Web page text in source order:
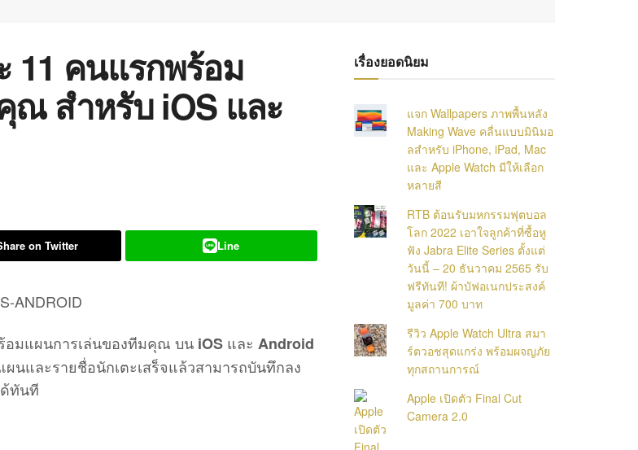
11 คนแรกพร้อม
ณ สำหรับ iOS และ
on Twitter Line
อมแผนการเล่นของทีมคุณ บน iOS และ Android
นและรายชื่อนักเตะเสร็จแล้วสามารถบันทึกลง
ด้ทันที
เรื่องยอดนิยม
แจก Wallpapers ภาพพื้นหลัง
Making Wave คลื่นแบบมินิมอ
ลสำหรับ iPhone, iPad, Mac
และ Apple Watch มีให้เลือก
หลายสี
RTB ต้อนรับมหกรรมฟุตบอล
โลก 2022 เอาใจลูกค้าที่ซื้อหู
ฟัง Jabra Elite Series ตั้งแต่
วันนี้ – 20 ธันวาคม 2565 รับ
ฟรีทันที! ผ้าบัฟอเนกประสงค์
มูลค่า 700 บาท
รีวิว Apple Watch Ultra สมา
ร์ตวอชสุดแกร่ง พร้อมผจญภัย
ทุกสถานการณ์
Apple เปิดตัว Final Cut
Camera 2.0